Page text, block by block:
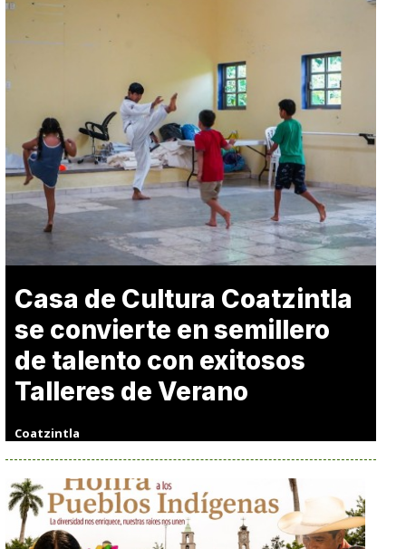
Casa de Cultura Coatzintla
se convierte en semillero
de talento con exitosos
Talleres de Verano
Coatzintla